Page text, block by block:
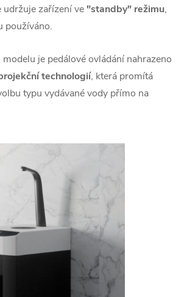
udržuje zařízení ve"standby" režimu,
používáno.
je pedálové ovládání nahrazeno
technologií, která promítá
typu vydávané vody přímo na